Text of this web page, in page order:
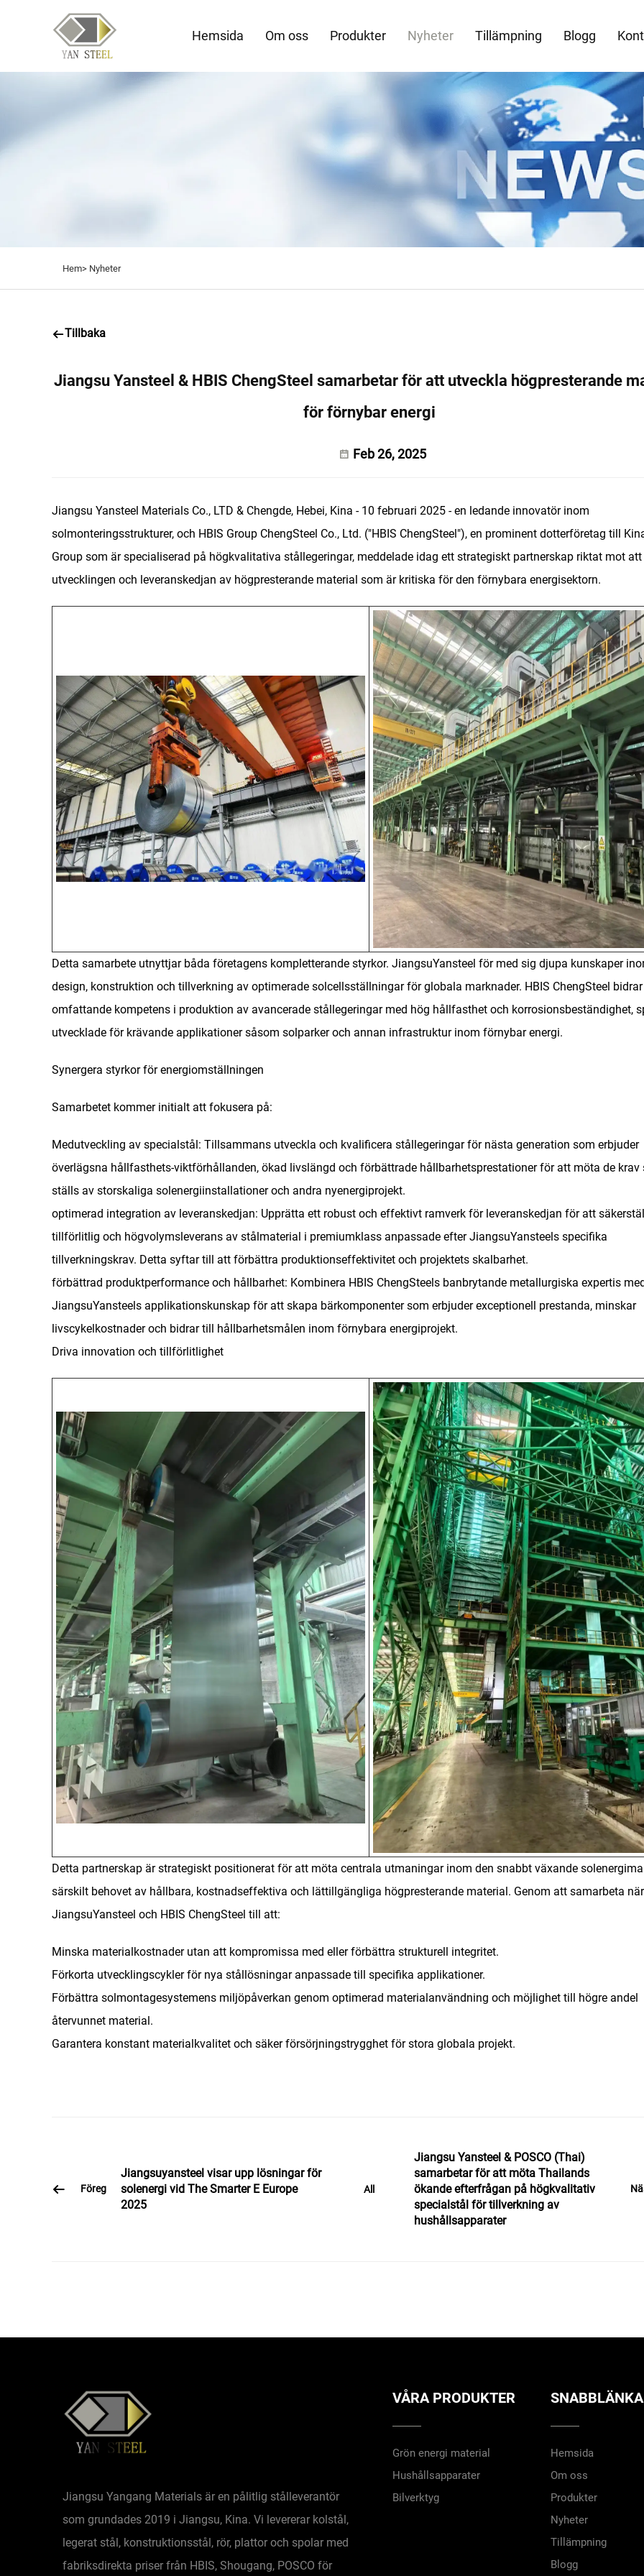
Hemsida Om oss Produkter Nyheter Tillämpning Blogg
Hem> Nyheter
Tillbaka
Jiangsu Yansteel & HBIS ChengSteel samarbetar för att utveckla högpresterande
för förnybar energi
Feb 26, 2025
Jiangsu Yansteel Materials Co., LTD & Chengde, Hebei, Kina - 10 februari 2025 - en ledande innovatör inom
solmonteringsstrukturer, och HBIS Group ChengSteel Co., Ltd. ("HBIS ChengSteel"), en prominent dotterföretag till
Group som är specialiserad på högkvalitativa stållegeringar, meddelade idag ett strategiskt partnerskap riktat mot
utvecklingen och leveranskedjan av högpresterande material som är kritiska för den förnybara energisektorn.
Detta samarbete utnyttjar båda företagens kompletterande styrkor. JiangsuYansteel för med sig djupa kunskaper
design, konstruktion och tillverkning av optimerade solcellsställningar för globala marknader. HBIS ChengSteel
omfattande kompetens i produktion av avancerade stållegeringar med hög hållfasthet och korrosionsbeständighet,
utvecklade för krävande applikationer såsom solparker och annan infrastruktur inom förnybar energi.
Synergera styrkor för energiomställningen
Samarbetet kommer initialt att fokusera på:
​Medutveckling av specialstål: Tillsammans utveckla och kvalificera stållegeringar för nästa generation som erbjuder
överlägsna hållfasthets-viktförhållanden, ökad livslängd och förbättrade hållbarhetsprestationer för att möta de krav
ställs av storskaliga solenergiinstallationer och andra nyenergiprojekt.
optimerad integration av leveranskedjan: Upprätta ett robust och effektivt ramverk för leveranskedjan för att
tillförlitlig och högvolymsleverans av stålmaterial i premiumklass anpassade efter JiangsuYansteels specifika
tillverkningskrav. Detta syftar till att förbättra produktionseffektivitet och projektets skalbarhet.
förbättrad produktperformance och hållbarhet: Kombinera HBIS ChengSteels banbrytande metallurgiska expertis
JiangsuYansteels applikationskunskap för att skapa bärkomponenter som erbjuder exceptionell prestanda, minskar
livscykelkostnader och bidrar till hållbarhetsmålen inom förnybara energiprojekt.
Driva innovation och tillförlitlighet
Detta partnerskap är strategiskt positionerat för att möta centrala utmaningar inom den snabbt växande
särskilt behovet av hållbara, kostnadseffektiva och lättillgängliga högpresterande material. Genom att samarbeta
JiangsuYansteel och HBIS ChengSteel till att:
Minska materialkostnader utan att kompromissa med eller förbättra strukturell integritet.
Förkorta utvecklingscykler för nya stållösningar anpassade till specifika applikationer.
Förbättra solmontagesystemens miljöpåverkan genom optimerad materialanvändning och möjlighet till högre andel
återvunnet material.
Garantera konstant materialkvalitet och säker försörjningstrygghet för stora globala projekt.
Föreg
Jiangsuyansteel visar upp lösningar för
solenergi vid The Smarter E Europe
2025
All
Jiangsu Yansteel & POSCO (Thai)
samarbetar för att möta Thailands
ökande efterfrågan på högkvalitativ
specialstål för tillverkning av
hushållsapparater
Jiangsu Yangang Materials är en pålitlig stålleverantör
som grundades 2019 i Jiangsu, Kina. Vi levererar kolstål,
legerat stål, konstruktionsstål, rör, plattor och spolar med
fabriksdirekta priser från HBIS, Shougang, POSCO för
VÅRA PRODUKTER
Grön energi material
Hushållsapparater
Bilverktyg
Hemsida
Om oss
Produkter
Nyheter
Tillämpning
Blogg